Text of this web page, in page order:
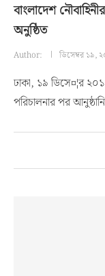
বাংলাদেশ
অনুষ্ঠিত
Author: ডিসেম্বর ১৯,
ঢাকা, ১৯ ডিসে¤¦র
পরিচালনার পর